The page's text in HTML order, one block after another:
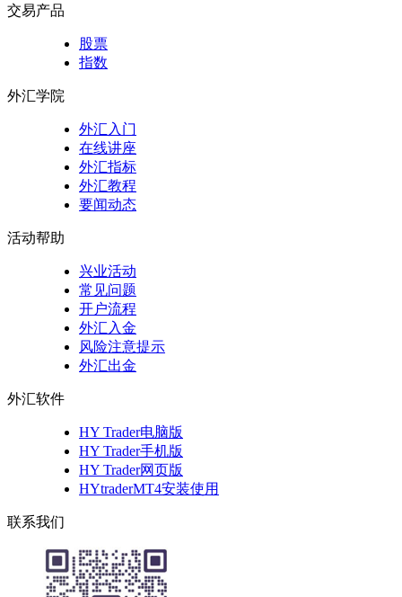
交易产品
股票
指数
外汇学院
外汇入门
在线讲座
外汇指标
外汇教程
要闻动态
活动帮助
兴业活动
常见问题
开户流程
外汇入金
风险注意提示
外汇出金
外汇软件
HY Trader电脑版
HY Trader手机版
HY Trader网页版
HYtraderMT4安装使用
联系我们